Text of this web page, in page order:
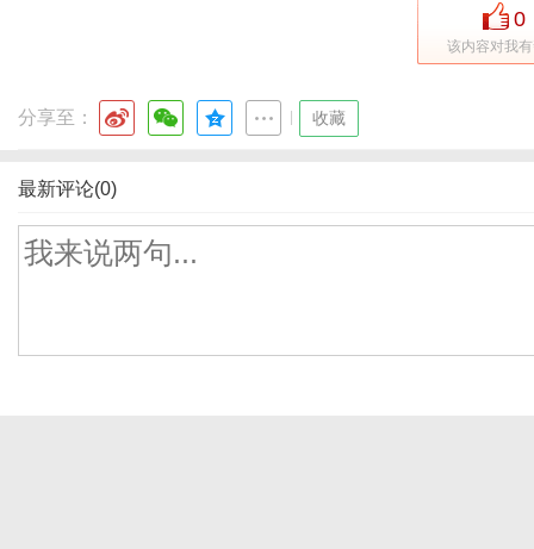
0
该内容对我
分享至： 收藏
最新评论(0)